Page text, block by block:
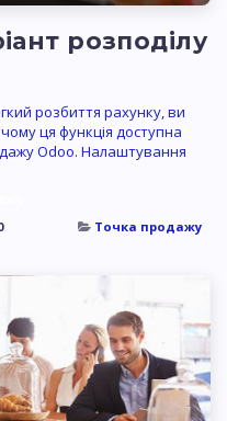
розподілу
розбиття рахунку, ви
ця функція доступна
Odoo. Налаштування
Точка продажу